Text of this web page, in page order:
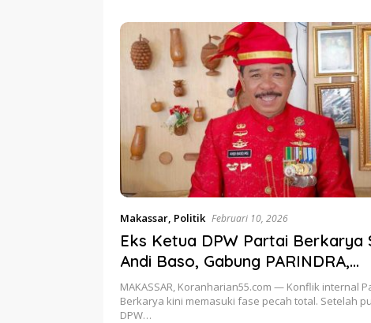
Makassar, Politik Februari 10, 2026
Eks Ketua DPW Partai Berkarya
Andi Baso, Gabung PARINDRA,
Gelombang Eksodus Kader Tak
Terbendung
MAKASSAR, Koranharian55.com — Konflik internal
Berkarya kini memasuki fase pecah total. Setelah
DPW…